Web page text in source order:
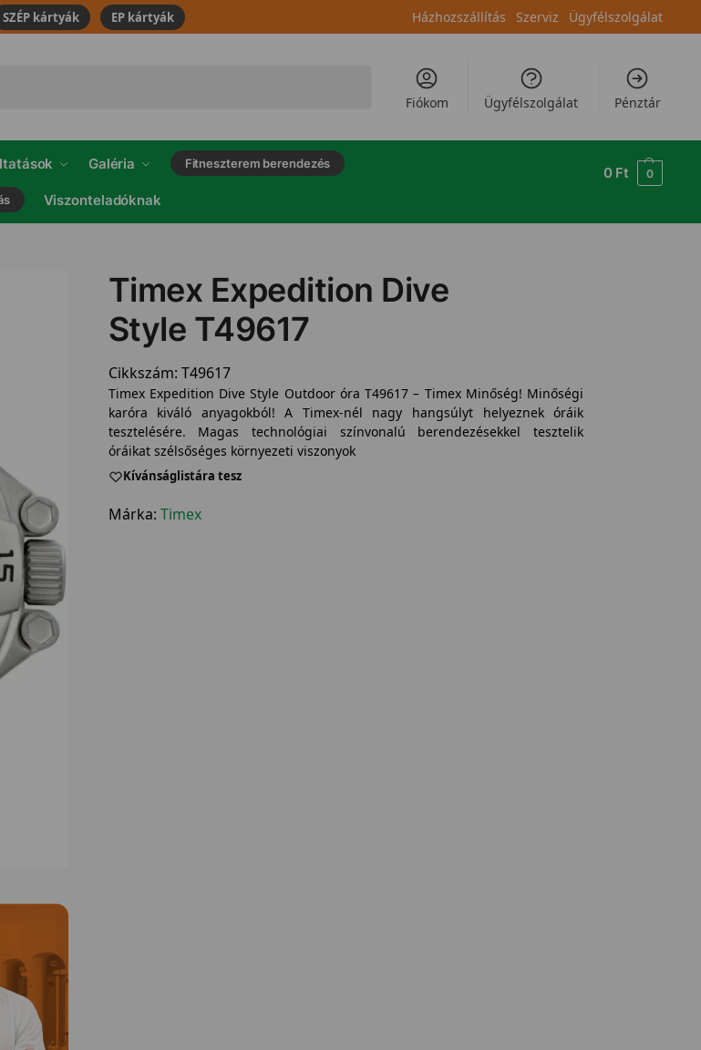
SZÉP kártyák EP kártyák Házhozszállítás Szerviz Ügyfélszolgálat
Fiókom Ügyfélszolgálat Pénztár
Galéria Fitneszterem berendezés
Viszonteladóknak
0 Ft 0
Timex Expedition Dive
Style T49617
Cikkszám: T49617
Timex Expedition Dive Style Outdoor óra T49617 – Timex Minőség! Minőségi
karóra kiváló anyagokból! A Timex-nél nagy hangsúlyt helyeznek óráik
tesztelésére. Magas technológiai színvonalú berendezésekkel tesztelik
óráikat szélsőséges környezeti viszonyok
Kívánságlistára tesz
Márka: Timex